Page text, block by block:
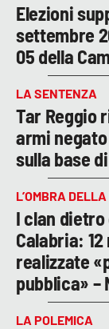
Elezioni
settembre
05 della
LA SENTENZA
Tar Reggio
armi
sulla base
L’OMBRA
I clan
Calabria:
realizzate
pubblica» –
LA POLEMICA